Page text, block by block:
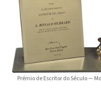
Prémio de Escritor do Século —